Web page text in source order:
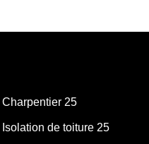
Charpentier 25
Isolation de toiture 25